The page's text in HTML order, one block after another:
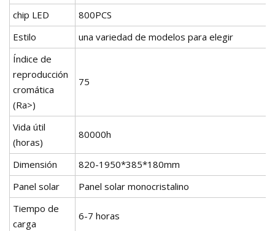
chip LED
800PCS
Estilo
una variedad de modelos para elegir
Índice de
reproducción
cromática
(Ra>)
75
Vida útil
(horas)
80000h
Dimensión
820-1950*385*180mm
Panel solar
Panel solar monocristalino
Tiempo de
carga
6-7 horas